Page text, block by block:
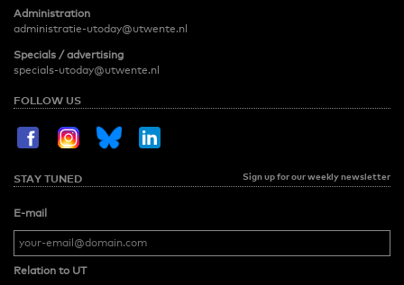
Administration
administratie-utoday@utwente.nl
Specials / advertising
specials-utoday@utwente.nl
FOLLOW US
STAY TUNED Sign up for our weekly newsletter
E-mail
Relation to UT